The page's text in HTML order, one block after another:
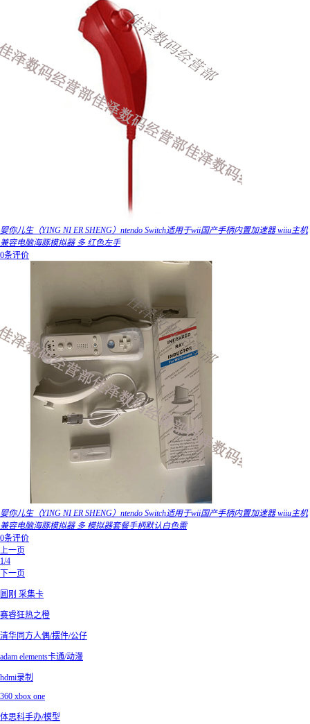
婴你儿生（YING NI ER SHENG）ntendo Switch适用于wii国产手柄内置加速器 wiiu主机
兼容电脑海豚模拟器 多 红色左手
0条评价
婴你儿生（YING NI ER SHENG）ntendo Switch适用于wii国产手柄内置加速器 wiiu主机
兼容电脑海豚模拟器 多 模拟器套餐手柄默认白色需
0条评价
上一页
1/4
下一页
圆刚 采集卡
赛睿狂热之橙
清华同方人偶/摆件/公仔
adam elements卡通/动漫
hdmi录制
360 xbox one
体思科手办/模型